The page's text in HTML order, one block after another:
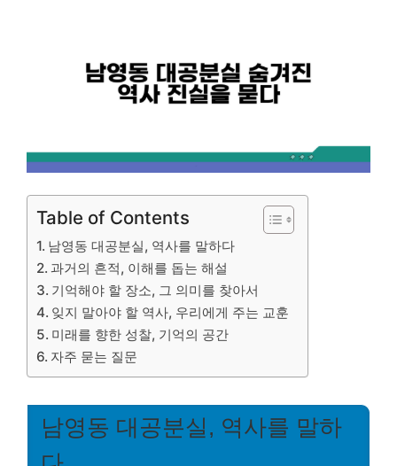
Table of Contents
남영동 대공분실, 역사를 말하다
과거의 흔적, 이해를 돕는 해설
기억해야 할 장소, 그 의미를 찾아서
잊지 말아야 할 역사, 우리에게 주는 교훈
미래를 향한 성찰, 기억의 공간
자주 묻는 질문
남영동 대공분실, 역사를 말하